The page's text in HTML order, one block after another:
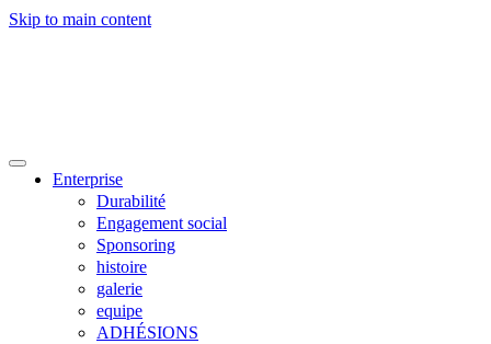
Skip to main content
Enterprise
Durabilité
Engagement social
Sponsoring
histoire
galerie
equipe
ADHÉSIONS